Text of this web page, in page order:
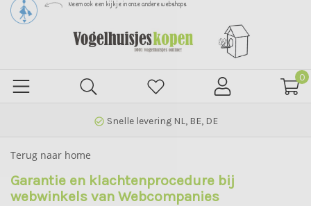
Neem ook een kijkje in onze andere webshops
0
check_circle_outline Snelle levering NL, BE, DE
Terug naar home
Garantie en klachtenprocedure bij
webwinkels van Webcompanies